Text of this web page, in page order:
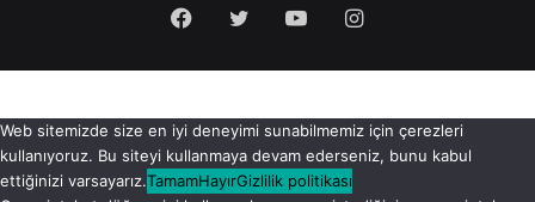
Facebook
X YouTubeInstagram
Web sitemizde size en iyi deneyimi sunabilmemiz için çerezleri
kullanıyoruz. Bu siteyi kullanmaya devam ederseniz, bunu kabul
ettiğinizi varsayarız.TamamHayırGizlilik politikası